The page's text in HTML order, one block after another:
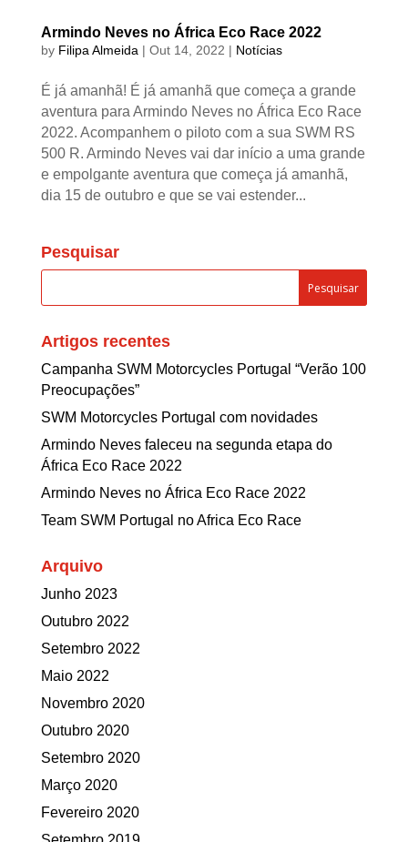
Armindo Neves no África Eco Race 2022
by Filipa Almeida | Out 14, 2022 | Notícias
É já amanhã! É já amanhã que começa a grande
aventura para Armindo Neves no África Eco Race
2022. Acompanhem o piloto com a sua SWM RS
500 R. Armindo Neves vai dar início a uma grande
e empolgante aventura que começa já amanhã,
dia 15 de outubro e que se vai estender...
Pesquisar
Artigos recentes
Campanha SWM Motorcycles Portugal “Verão 100
Preocupações”
SWM Motorcycles Portugal com novidades
Armindo Neves faleceu na segunda etapa do
África Eco Race 2022
Armindo Neves no África Eco Race 2022
Team SWM Portugal no Africa Eco Race
Arquivo
Junho 2023
Outubro 2022
Setembro 2022
Maio 2022
Novembro 2020
Outubro 2020
Setembro 2020
Março 2020
Fevereiro 2020